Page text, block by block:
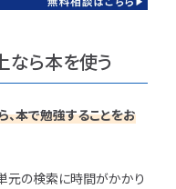
ら本を使う
本で勉強することをお
元の検索に時間がかかり